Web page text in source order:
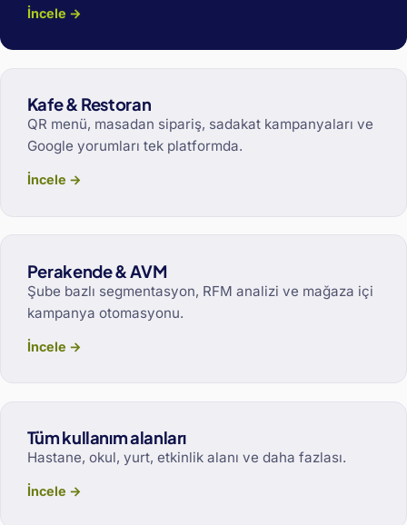
İncele →
Kafe & Restoran
QR menü, masadan sipariş, sadakat kampanyaları ve
Google yorumları tek platformda.
İncele →
Perakende & AVM
Şube bazlı segmentasyon, RFM analizi ve mağaza içi
kampanya otomasyonu.
İncele →
Tüm kullanım alanları
Hastane, okul, yurt, etkinlik alanı ve daha fazlası.
İncele →